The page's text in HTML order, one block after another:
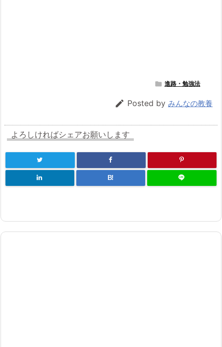
 進路・勉強法
 Posted by みんなの教養
よろしければシェアお願いします
B!